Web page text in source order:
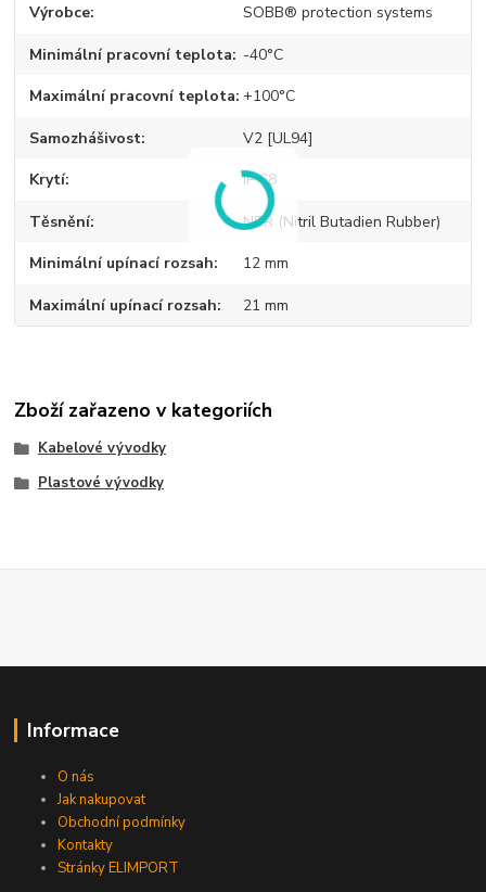
Výrobce SOBB® protection systems
Minimální pracovní teplota -40°C
Maximální pracovní teplota +100°C
Samozhášivost V2 [UL94]
Krytí IP 68
Těsnění NBR (Nitril Butadien Rubber)
Minimální upínací rozsah 12 mm
Maximální upínací rozsah 21 mm
Zboží zařazeno v kategoriích
Kabelové vývodky
Plastové vývodky
Informace
O nás
Jak nakupovat
Obchodní podmínky
Kontakty
Stránky ELIMPORT